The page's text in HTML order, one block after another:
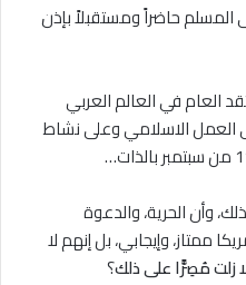
المسلم حاضراً ومستقبلاً بإذن
العام في العالم العربي
العمل اﻻسلامي وعلى نشاط
وأن الحرية، والدعوة
ممتاز، وإيجابي، بل إنهم ﻻ
زلت مُصِرًّا على ذلك؟